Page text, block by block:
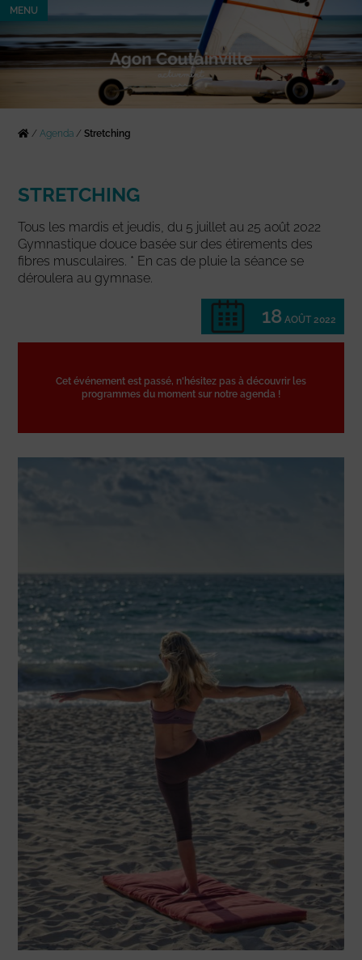
MENU
/Agenda /Stretching
STRETCHING
Tous les mardis et jeudis, du 5 juillet au 25 août 2022
Gymnastique douce basée sur des étirements des
fibres musculaires. * En cas de pluie la séance se
déroulera au gymnase.
18 AOÛT 2022
Cet événement est passé, n'hésitez pas à découvrir les
programmes du moment sur notre agenda !